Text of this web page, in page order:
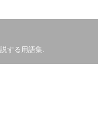
する用語集.